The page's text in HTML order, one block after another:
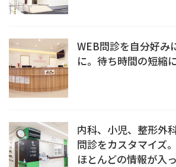
WEB問診を自分好み
に。待ち時間の短縮
内科、小児、整形外
問診をカスタマイズ
ほとんどの情報が入